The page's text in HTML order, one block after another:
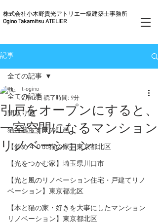
株式会社小木野貴光アトリエ一級建築士事務所
Ogino Takamitsu ATELIER
記事
全ての記事
間取り図
猫と暮らす家の計画
【斜め４０do猫の家】東京都北区
【光をつかむ家】埼玉県川口市
【光と風のリノベーション住宅・戸建てリノ
ベーション】東京都北区
【本と猫の家・好きを大事にしたマンション
リノベーション】東京都北区
全ての記事
引戸をオープンにすると、
一室空間になるマンション
リノベーション
t-ogino
2月16日 読了時間: 9分